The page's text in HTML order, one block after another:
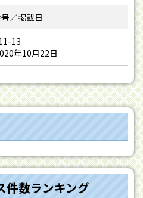
13
年10月22日
件数ランキング